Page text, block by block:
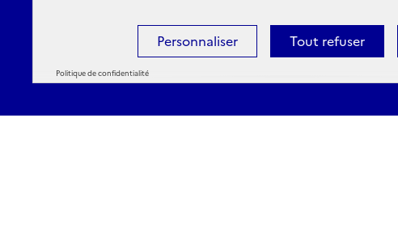
Tout refuser
Personnaliser
Politique de confidentialité